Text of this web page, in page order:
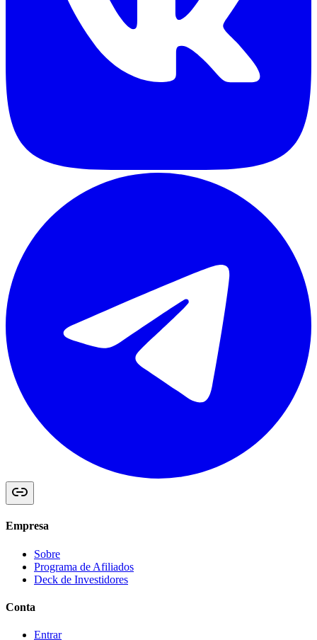
Empresa
Sobre
Programa de Afiliados
Deck de Investidores
Conta
Entrar